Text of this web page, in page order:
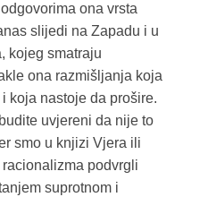
ona vrsta
slijedi na Zapadu i u
kojeg smatraju
ona razmišljanja koja
koja nastoje da prošire.
uvjereni da nije to
smo u knjizi Vjera ili
podvrgli
suprotnom i